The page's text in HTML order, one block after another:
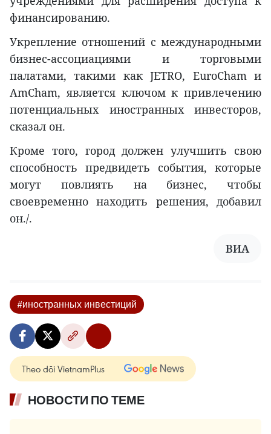
финансированию.
Укрепление отношений с международными
бизнес-ассоциациями и торговыми
палатами, такими как JETRO, EuroCham и
AmCham, является ключом к привлечению
потенциальных иностранных инвесторов,
сказал он.
Кроме того, город должен улучшить свою
способность предвидеть события, которые
могут повлиять на бизнес, чтобы
своевременно находить решения, добавил
он./.
ВИА
#иностранных инвестиций
Theo dõi VietnamPlus
НОВОСТИ ПО ТЕМЕ